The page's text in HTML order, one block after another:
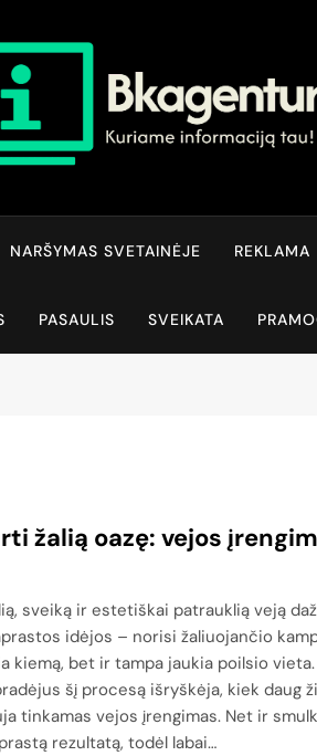
NARŠYMAS SVETAINĖJE REKLAMA
PASAULIS SVEIKATA
žalią oazę: vejos
sveiką ir estetiškai patrauklią veją
idėjos – norisi žaliuojančio
kiemą, bet ir tampa jaukia poilsio
šį procesą išryškėja, kiek daug
tinkamas vejos įrengimas. Net ir
rezultatą, todėl labai…